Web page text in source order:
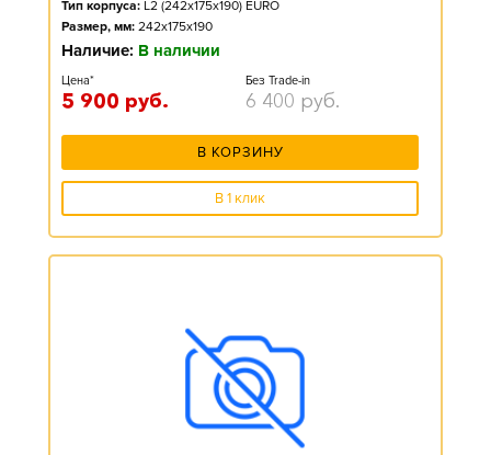
Тип корпуса: L2 (242x175x190) EURO
Размер, мм: 242x175x190
Наличие: В наличии
Цена*
5 900 руб.
Без Trade-in
6 400 руб.
В КОРЗИНУ
В 1 клик